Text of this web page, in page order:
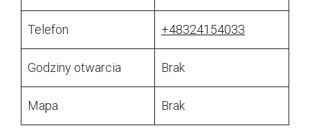
Telefon +48324154033
Godziny otwarcia Brak
Mapa Brak